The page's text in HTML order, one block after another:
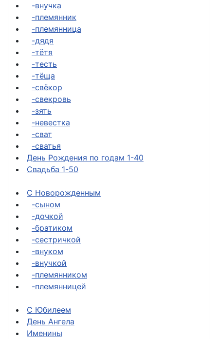
-внучка
-племянник
-племянница
-дядя
-тётя
-тесть
-тёща
-свёкор
-свекровь
-зять
-невестка
-сват
-сватья
День Рождения по годам 1-40
Свадьба 1-50
С Новорожденным
-сыном
-дочкой
-братиком
-сестричкой
-внуком
-внучкой
-племянником
-племянницей
С Юбилеем
День Ангела
Именины